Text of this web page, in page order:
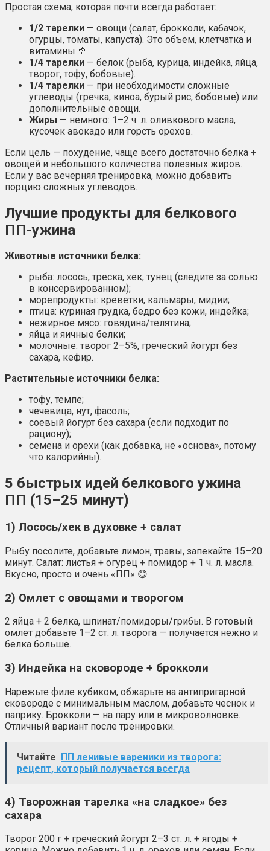
Простая схема, которая почти всегда работает:
1/2 тарелки — овощи (салат, брокколи, кабачок,
огурцы, томаты, капуста). Это объем, клетчатка и
витамины 🥦
1/4 тарелки — белок (рыба, курица, индейка, яйца,
творог, тофу, бобовые).
1/4 тарелки — при необходимости сложные
углеводы (гречка, киноа, бурый рис, бобовые) или
дополнительные овощи.
Жиры — немного: 1–2 ч. л. оливкового масла,
кусочек авокадо или горсть орехов.
Если цель — похудение, чаще всего достаточно белка +
овощей и небольшого количества полезных жиров.
Если у вас вечерняя тренировка, можно добавить
порцию сложных углеводов.
Лучшие продукты для белкового
ПП-ужина
Животные источники белка:
рыба: лосось, треска, хек, тунец (следите за солью
в консервированном);
морепродукты: креветки, кальмары, мидии;
птица: куриная грудка, бедро без кожи, индейка;
нежирное мясо: говядина/телятина;
яйца и яичные белки;
молочные: творог 2–5%, греческий йогурт без
сахара, кефир.
Растительные источники белка:
тофу, темпе;
чечевица, нут, фасоль;
соевый йогурт без сахара (если подходит по
рациону);
семена и орехи (как добавка, не «основа», потому
что калорийны).
5 быстрых идей белкового ужина
ПП (15–25 минут)
1) Лосось/хек в духовке + салат
Рыбу посолите, добавьте лимон, травы, запекайте 15–20
минут. Салат: листья + огурец + помидор + 1 ч. л. масла.
Вкусно, просто и очень «ПП» 😋
2) Омлет с овощами и творогом
2 яйца + 2 белка, шпинат/помидоры/грибы. В готовый
омлет добавьте 1–2 ст. л. творога — получается нежно и
белка больше.
3) Индейка на сковороде + брокколи
Нарежьте филе кубиком, обжарьте на антипригарной
сковороде с минимальным маслом, добавьте чеснок и
паприку. Брокколи — на пару или в микроволновке.
Отличный вариант после тренировки.
Читайте ПП ленивые вареники из творога:
рецепт, который получается всегда
4) Творожная тарелка «на сладкое» без
сахара
Творог 200 г + греческий йогурт 2–3 ст. л. + ягоды +